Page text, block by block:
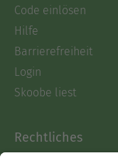
Code einlösen
Hilfe
Barrierefreiheit
Login
Skoobe liest
Rechtliches